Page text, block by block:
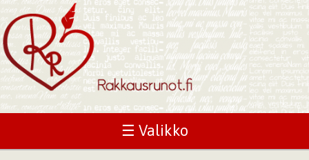
☰ Valikko